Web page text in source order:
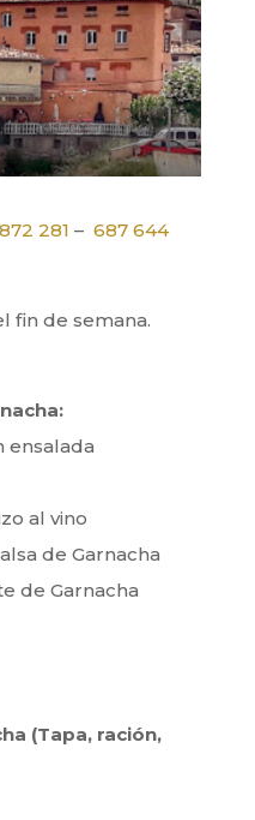
281 – 687 644
fin de semana.
ensalada
al vino
de Garnacha
de Garnacha
(Tapa, ración,